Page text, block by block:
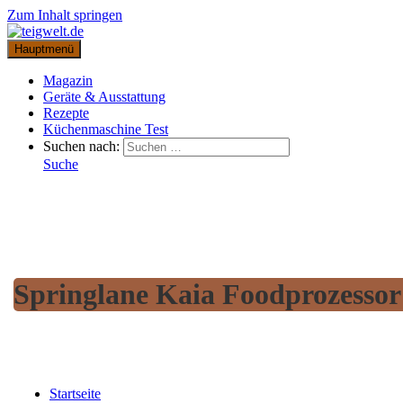
Zum Inhalt springen
Hauptmenü
Magazin
Geräte & Ausstattung
Rezepte
Küchenmaschine Test
Suchen nach:
Suche
Springlane Kaia
Startseite